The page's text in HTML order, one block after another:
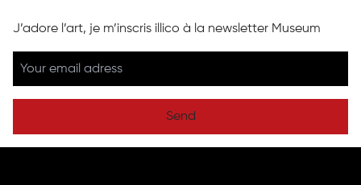
J’adore l’art, je m’inscris illico à la newsletter Museum
Send